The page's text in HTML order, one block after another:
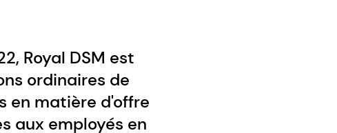
Royal DSM est
ordinaires de
en matière d'offre
aux employés en